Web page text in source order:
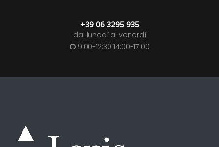
+39 06 3295 935
dal lunedì al venerdì
9:00-12:30 14:00-17:00